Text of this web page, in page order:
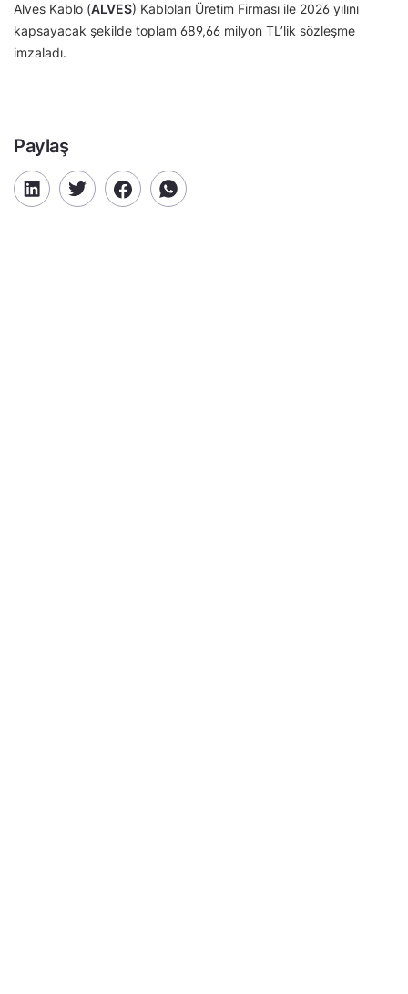
Alves Kablo (ALVES) Kabloları Üretim Firması ile 2026 yılını
kapsayacak şekilde toplam 689,66 milyon TL’lik sözleşme
imzaladı.
Paylaş